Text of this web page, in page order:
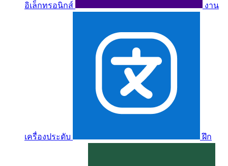
อิเล็กทรอนิกส์ งาน
เครื่องประดับ ฝึก